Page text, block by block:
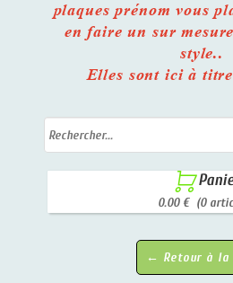
plaques prénom vous
en faire un sur
style..
Elles sont ici à

0.00 € (0
← Retour à